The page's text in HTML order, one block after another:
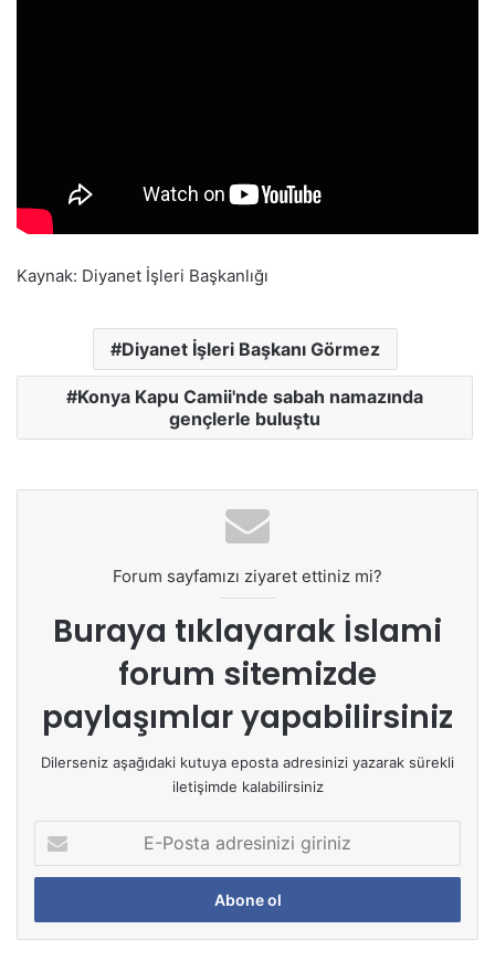
Kaynak: Diyanet İşleri Başkanlığı
Diyanet İşleri Başkanı Görmez
Konya Kapu Camii'nde sabah namazında
gençlerle buluştu
Forum sayfamızı ziyaret ettiniz mi?
Buraya tıklayarak İslami
forum sitemizde
paylaşımlar yapabilirsiniz
Dilerseniz aşağıdaki kutuya eposta adresinizi yazarak sürekli
iletişimde kalabilirsiniz
P
s